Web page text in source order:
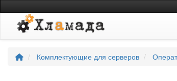
Комплектующие для серверов